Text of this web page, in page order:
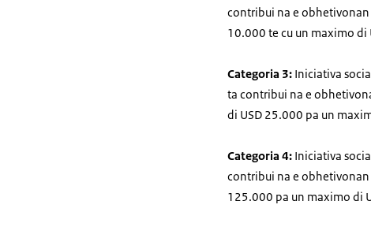
contribui na e obhetivonan
10.000 te cu un maximo
Categoria 3: Iniciativa
ta contribui na e
di USD 25.000 pa un
Categoria 4: Iniciativa
contribui na e obhetivonan
125.000 pa un maximo di